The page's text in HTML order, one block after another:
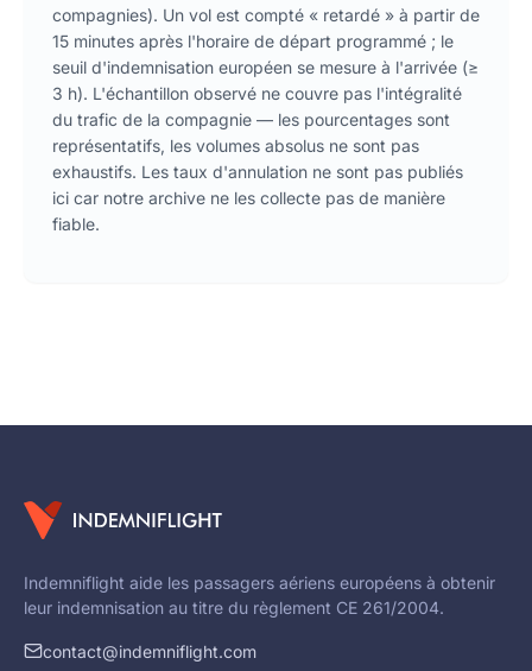
compagnies). Un vol est compté « retardé » à partir de
15 minutes après l'horaire de départ programmé ; le
seuil d'indemnisation européen se mesure à l'arrivée (≥
3 h). L'échantillon observé ne couvre pas l'intégralité
du trafic de la compagnie — les pourcentages sont
représentatifs, les volumes absolus ne sont pas
exhaustifs. Les taux d'annulation ne sont pas publiés
ici car notre archive ne les collecte pas de manière
fiable.
Indemniflight aide les passagers aériens européens à obtenir
leur indemnisation au titre du règlement CE 261/2004.
contact@indemniflight.com